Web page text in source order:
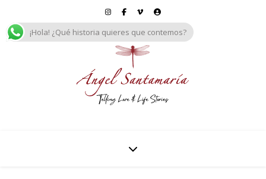
¡Hola! ¿Qué historia quieres que contemos?